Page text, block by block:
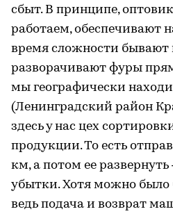
сбыт. В принципе,
работаем, обеспечивают
время сложности бывают
разворачивают фуры
мы географически
(Ленинградский район
здесь у нас цех
продукции. То есть
км, а потом ее
убытки. Хотя можно было
ведь подача и возврат